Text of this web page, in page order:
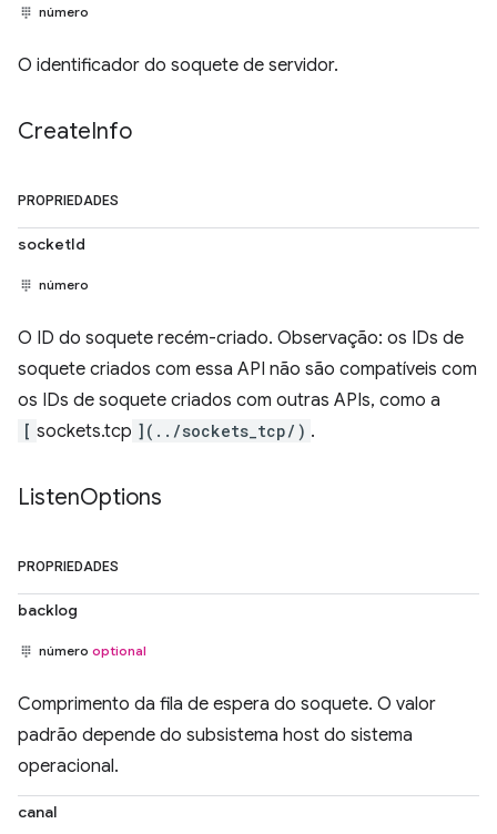
número
O identificador do soquete de servidor.
CreateInfo
PROPRIEDADES
socketId
número
O ID do soquete recém-criado. Observação: os IDs de
soquete criados com essa API não são compatíveis com
os IDs de soquete criados com outras APIs, como a
[ sockets.tcp ](../sockets_tcp/) .
ListenOptions
PROPRIEDADES
backlog
número optional
Comprimento da fila de espera do soquete. O valor
padrão depende do subsistema host do sistema
operacional.
canal